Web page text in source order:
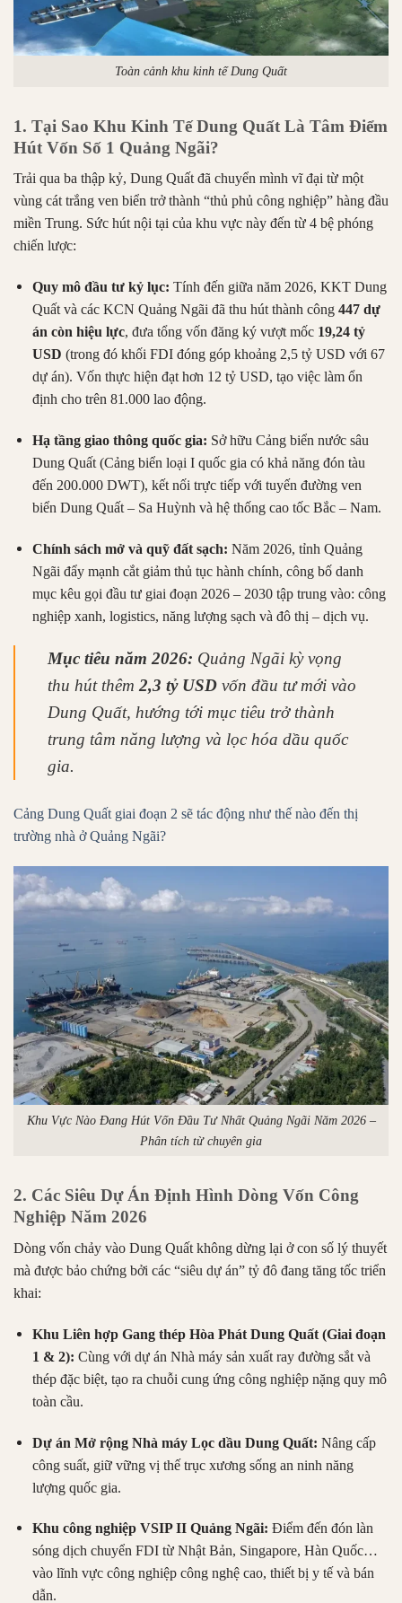
Toàn cảnh khu kinh tế Dung Quất
1. Tại Sao Khu Kinh Tế Dung Quất Là Tâm Điểm
Hút Vốn Số 1 Quảng Ngãi?
Trải qua ba thập kỷ, Dung Quất đã chuyển mình vĩ đại từ một
vùng cát trắng ven biển trở thành “thủ phủ công nghiệp” hàng đầu
miền Trung. Sức hút nội tại của khu vực này đến từ 4 bệ phóng
chiến lược:
Quy mô đầu tư kỷ lục: Tính đến giữa năm 2026, KKT Dung
Quất và các KCN Quảng Ngãi đã thu hút thành công 447 dự
án còn hiệu lực, đưa tổng vốn đăng ký vượt mốc 19,24 tỷ
USD (trong đó khối FDI đóng góp khoảng 2,5 tỷ USD với 67
dự án). Vốn thực hiện đạt hơn 12 tỷ USD, tạo việc làm ổn
định cho trên 81.000 lao động.
Hạ tầng giao thông quốc gia: Sở hữu Cảng biển nước sâu
Dung Quất (Cảng biển loại I quốc gia có khả năng đón tàu
đến 200.000 DWT), kết nối trực tiếp với tuyến đường ven
biển Dung Quất – Sa Huỳnh và hệ thống cao tốc Bắc – Nam.
Chính sách mở và quỹ đất sạch: Năm 2026, tỉnh Quảng
Ngãi đẩy mạnh cắt giảm thủ tục hành chính, công bố danh
mục kêu gọi đầu tư giai đoạn 2026 – 2030 tập trung vào: công
nghiệp xanh, logistics, năng lượng sạch và đô thị – dịch vụ.
Mục tiêu năm 2026: Quảng Ngãi kỳ vọng
thu hút thêm2,3 tỷ USD vốn đầu tư mới vào
Dung Quất, hướng tới mục tiêu trở thành
trung tâm năng lượng và lọc hóa dầu quốc
gia.
Cảng Dung Quất giai đoạn 2 sẽ tác động như thế nào đến thị
trường nhà ở Quảng Ngãi?
Khu Vực Nào Đang Hút Vốn Đầu Tư Nhất Quảng Ngãi Năm 2026 –
Phân tích từ chuyên gia
2. Các Siêu Dự Án Định Hình Dòng Vốn Công
Nghiệp Năm 2026
Dòng vốn chảy vào Dung Quất không dừng lại ở con số lý thuyết
mà được bảo chứng bởi các “siêu dự án” tỷ đô đang tăng tốc triển
khai:
Khu Liên hợp Gang thép Hòa Phát Dung Quất (Giai đoạn
1 & 2): Cùng với dự án Nhà máy sản xuất ray đường sắt và
thép đặc biệt, tạo ra chuỗi cung ứng công nghiệp nặng quy mô
toàn cầu.
Dự án Mở rộng Nhà máy Lọc dầu Dung Quất: Nâng cấp
công suất, giữ vững vị thế trục xương sống an ninh năng
lượng quốc gia.
Khu công nghiệp VSIP II Quảng Ngãi: Điểm đến đón làn
sóng dịch chuyển FDI từ Nhật Bản, Singapore, Hàn Quốc…
vào lĩnh vực công nghiệp công nghệ cao, thiết bị y tế và bán
dẫn.